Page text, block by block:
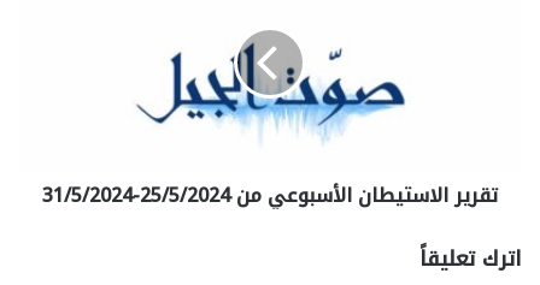
تقرير الاستيطان الأسبوعي من 25/5/2024-31/5/2024
اترك تعليقاً